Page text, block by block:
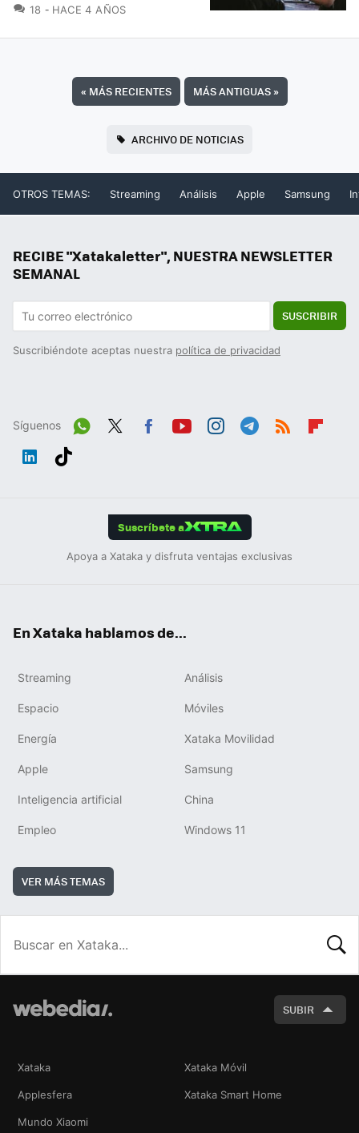
18 COMENTARIOS
HACE 4 AÑOS
« MÁS RECIENTES MÁS ANTIGUAS»
ARCHIVO DE NOTICIAS
OTROS TEMAS: Streaming Análisis Apple Samsung
RECIBE "Xatakaletter", NUESTRA NEWSLETTER
SEMANAL
SUSCRIBIR
Suscribiéndote aceptas nuestra política de privacidad
Síguenos
Wh
Suscríbete a
Apoya a Xataka y disfruta ventajas exclusivas
En Xataka hablamos de...
Streaming Análisis
Espacio Móviles
Energía Xataka Movilidad
Apple Samsung
Inteligencia artificial China
Empleo Windows 11
VER MÁS TEMAS
SUBIR
Xataka Xataka Móvil
Applesfera Xataka Smart Home
Mundo Xiaomi